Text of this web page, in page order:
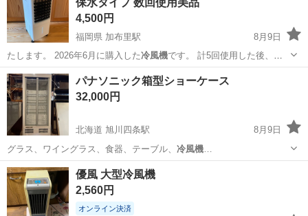
4,500円
福岡県 加布里駅
8月9日
たします。 2026年6月に購入した冷風機です。 計5回使用した後、エ
アコンをつ…
福岡 糸島市 加布里駅 季節、空調家電
パナソニック箱型ショーケース
32,000円
北海道 旭川四条駅
8月9日
グラス、ワイングラス、食器、テーブル、 冷風機…
北海道 旭川市 旭川四条駅 キッチン家電
優風 大型冷風機
2,560円
オンライン決済